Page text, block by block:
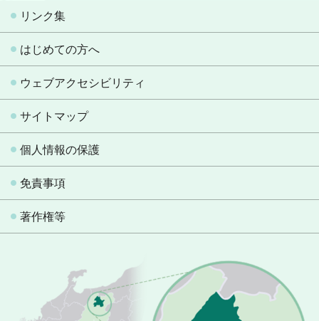
リンク集
はじめての方へ
ウェブアクセシビリティ
サイトマップ
個人情報の保護
免責事項
著作権等